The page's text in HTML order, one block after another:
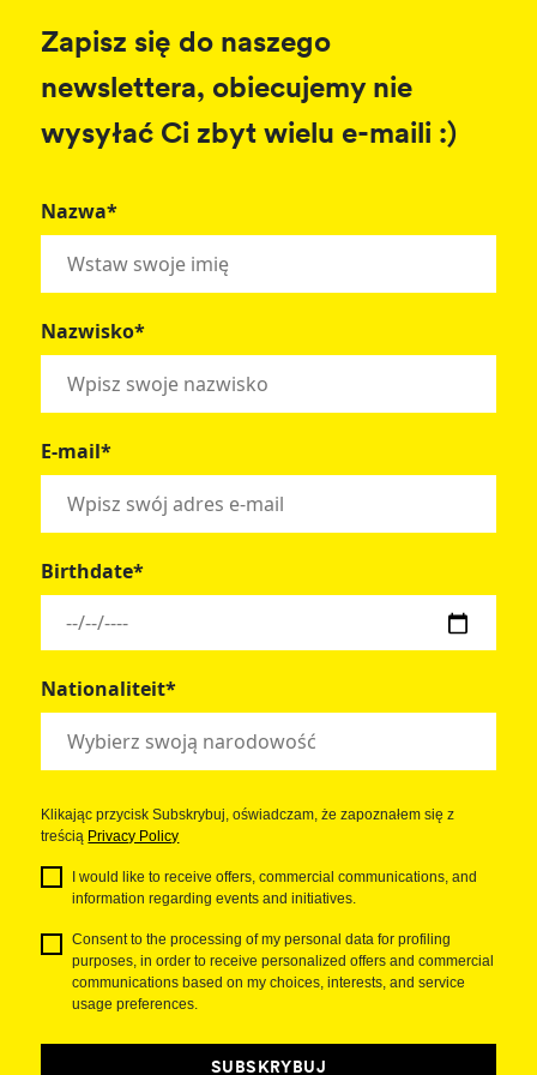
Zapisz się do naszego
newslettera, obiecujemy nie
wysyłać Ci zbyt wielu e-maili :)
Nazwa*
Nazwisko*
E-mail*
Birthdate*
Nationaliteit*
Klikając przycisk Subskrybuj, oświadczam, że zapoznałem się z
treścią Privacy Policy
I would like to receive offers, commercial communications, and
information regarding events and initiatives.
Consent to the processing of my personal data for profiling
purposes, in order to receive personalized offers and commercial
communications based on my choices, interests, and service
usage preferences.
SUBSKRYBUJ